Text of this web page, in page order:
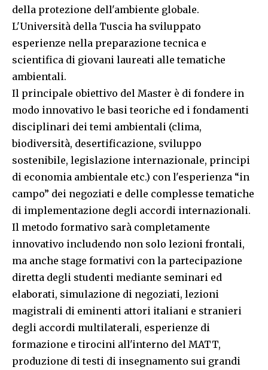
della protezione dell'ambiente globale.
L'Università della Tuscia ha sviluppato
esperienze nella preparazione tecnica e
scientifica di giovani laureati alle tematiche
ambientali.
Il principale obiettivo del Master è di fondere in
modo innovativo le basi teoriche ed i fondamenti
disciplinari dei temi ambientali (clima,
biodiversità, desertificazione, sviluppo
sostenibile, legislazione internazionale, principi
di economia ambientale etc.) con l'esperienza “in
campo” dei negoziati e delle complesse tematiche
di implementazione degli accordi internazionali.
Il metodo formativo sarà completamente
innovativo includendo non solo lezioni frontali,
ma anche stage formativi con la partecipazione
diretta degli studenti mediante seminari ed
elaborati, simulazione di negoziati, lezioni
magistrali di eminenti attori italiani e stranieri
degli accordi multilaterali, esperienze di
formazione e tirocini all'interno del MATT,
produzione di testi di insegnamento sui grandi